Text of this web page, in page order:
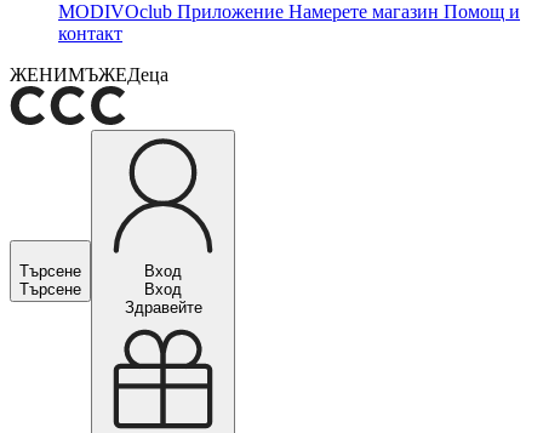
MODIVOclub Приложение Намерете магазин Помощ и
контакт
ЖЕНИМЪЖЕДеца
Търсене
Търсене
Вход
Вход
Здравейте